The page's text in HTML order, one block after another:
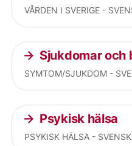
VÅRDEN I SVERIGE -
Sjukdomar och
SYMTOM/SJUKDOM -
Psykisk hälsa
PSYKISK HÄLSA -